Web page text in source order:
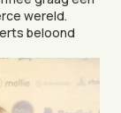
wereld.
beloond